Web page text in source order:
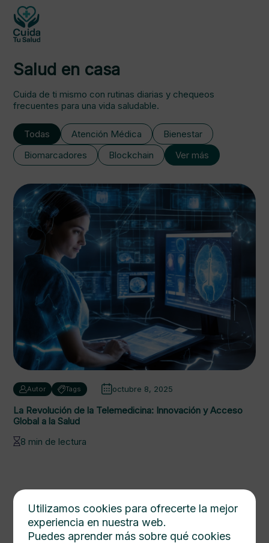
Salud en casa
Cuida de ti mismo con rutinas diarias y chequeos
frecuentes para una vida saludable.
Todas Atención Médica
Bienestar
Biomarcadores
Blockchain Ver más
Autor Tags octubre 8, 2025
La Revolución de la Telemedicina: Innovación y Acceso
Global a la Salud
8 min de lectura
Utilizamos cookies para ofrecerte la mejor
experiencia en nuestra web.
Puedes aprender más sobre qué cookies